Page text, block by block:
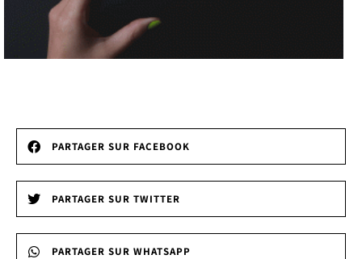
PARTAGER SUR FACEBOOK
PARTAGER SUR TWITTER
PARTAGER SUR WHATSAPP